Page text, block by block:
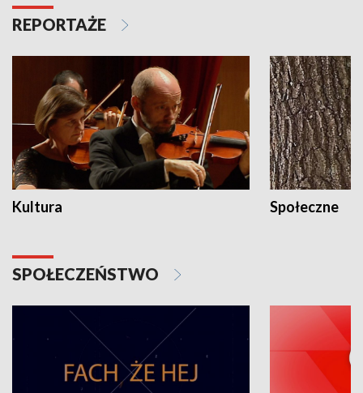
REPORTAŻE
Kultura Społeczne
SPOŁECZEŃSTWO